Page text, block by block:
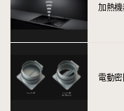
加熱
電動密